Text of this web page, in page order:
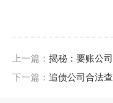
上一篇： 揭秘：要账公
下一篇： 追债公司合法